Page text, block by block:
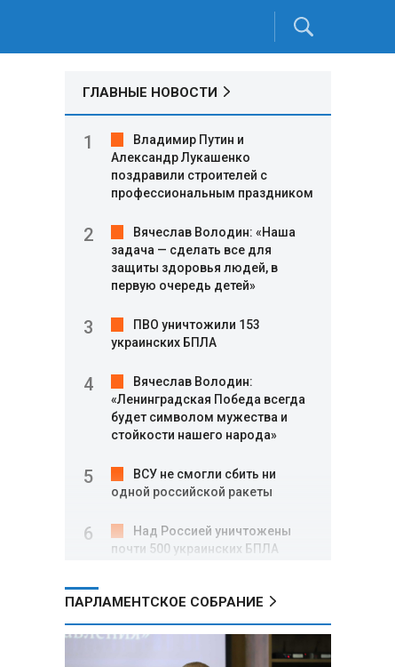
ГЛАВНЫЕ НОВОСТИ
Владимир Путин и
Александр Лукашенко
поздравили строителей с
профессиональным праздником
Вячеслав Володин: «Наша
задача — сделать все для
защиты здоровья людей, в
первую очередь детей»
ПВО уничтожили 153
украинских БПЛА
Вячеслав Володин:
«Ленинградская Победа всегда
будет символом мужества и
стойкости нашего народа»
ВСУ не смогли сбить ни
одной российской ракеты
Над Россией уничтожены
почти 500 украинских БПЛА
заработали нормы,
направленные на стабилизацию
на топливном рынке, и новые
меры поддержки участников
ПАРЛАМЕНТСКОЕ СОБРАНИЕ